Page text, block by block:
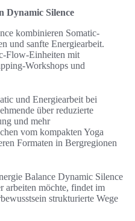
Dynamic Silence
kombinieren Somatic-
und sanfte Energiearbeit.
Flow-Einheiten mit
Workshops und
und Energiearbeit bei
über reduzierte
und mehr
vom kompakten Yoga
Formaten in Bergregionen
Balance Dynamic Silence
arbeiten möchte, findet im
strukturierte Wege